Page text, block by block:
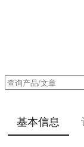
基本信息